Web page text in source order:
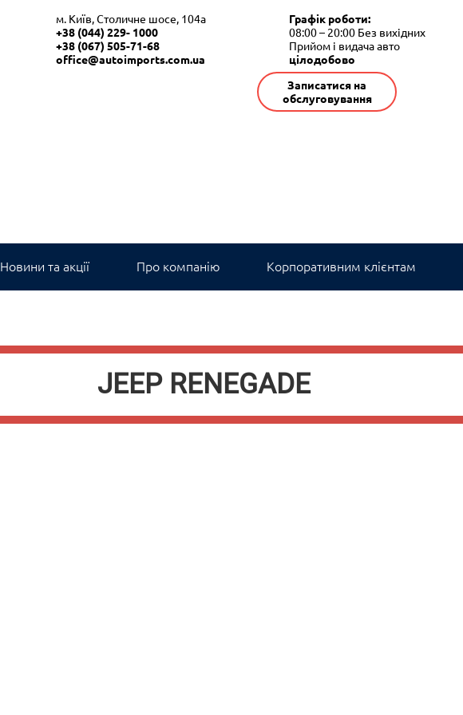
м. Київ, Столичне шосе, 104а
+38 (044) 229- 1000
+38 (067) 505-71-68
office@autoimports.com.ua
Графік роботи:
08:00 – 20:00 Без вихідних
Прийом і видача авто
цілодобово
Записатися на
обслуговування
Новини та акції Про компанію Корпоративним клієнтам
JEEP RENEGADE